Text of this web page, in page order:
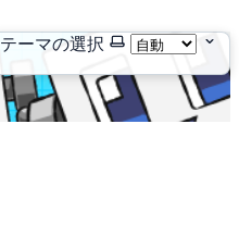
テーマの選択